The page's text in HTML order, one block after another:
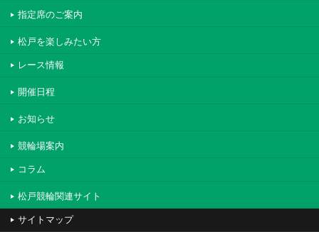
指定席のご案内
松戸を楽しみたい方
レース情報
開催日程
お知らせ
競輪場案内
コラム
松戸競輪関連サイト
サイトマップ